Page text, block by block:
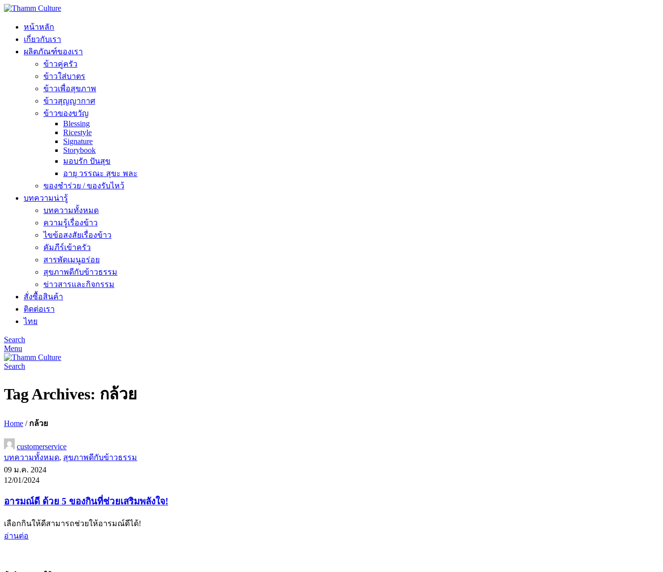
หน้าหลัก
เกี่ยวกับเรา
ผลิตภัณฑ์ของเรา
ข้าวคู่ครัว
ข้าวใส่บาตร
ข้าวเพื่อสุขภาพ
ข้าวสุญญากาศ
ข้าวของขวัญ
Blessing
Ricestyle
Signature
Storybook
มอบรัก ปันสุข
อายุ วรรณะ สุขะ พละ
ของชำร่วย / ของรับไหว้
บทความน่ารู้
บทความทั้งหมด
ความรู้เรื่องข้าว
ไขข้อสงสัยเรื่องข้าว
คัมภีร์เข้าครัว
สารพัดเมนูอร่อย
สุขภาพดีกับข้าวธรรม
ข่าวสารและกิจกรรม
สั่งซื้อสินค้า
ติดต่อเรา
ไทย
Search
Menu
Search
Tag Archives: กล้วย
Home / กล้วย
customerservice
บทความทั้งหมด, สุขภาพดีกับข้าวธรรม
09 ม.ค. 2024
12/01/2024
อารมณ์ดี ด้วย 5 ของกินที่ช่วยเสริมพลังใจ!
เลือกกินให้ดีสามารถช่วยให้อารมณ์ดีได้!
อ่านต่อ